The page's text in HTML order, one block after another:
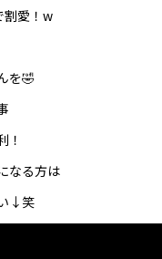
割愛！w
を🤣
！
なる方は
↓笑